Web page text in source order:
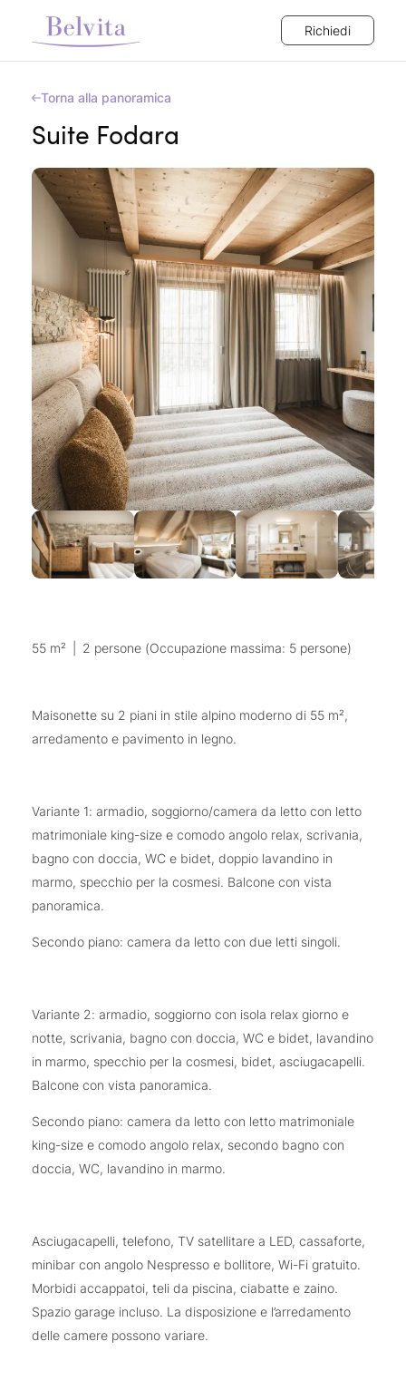
Richiedi
Torna alla panoramica
Suite Fodara
55 m² 2 persone (Occupazione massima: 5 persone)
Maisonette su 2 piani in stile alpino moderno di 55 m²,
arredamento e pavimento in legno.
Variante 1: armadio, soggiorno/camera da letto con letto
matrimoniale king-size e comodo angolo relax, scrivania,
bagno con doccia, WC e bidet, doppio lavandino in
marmo, specchio per la cosmesi. Balcone con vista
panoramica.
Secondo piano: camera da letto con due letti singoli.
Variante 2: armadio, soggiorno con isola relax giorno e
notte, scrivania, bagno con doccia, WC e bidet, lavandino
in marmo, specchio per la cosmesi, bidet, asciugacapelli.
Balcone con vista panoramica.
Secondo piano: camera da letto con letto matrimoniale
king-size e comodo angolo relax, secondo bagno con
doccia, WC, lavandino in marmo.
Asciugacapelli, telefono, TV satellitare a LED, cassaforte,
minibar con angolo Nespresso e bollitore, Wi-Fi gratuito.
Morbidi accappatoi, teli da piscina, ciabatte e zaino.
Spazio garage incluso. La disposizione e l’arredamento
delle camere possono variare.